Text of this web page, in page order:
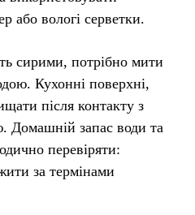
або вологі серветки.
сирими, потрібно мити
Кухонні поверхні,
після контакту з
Домашній запас води та
перевіряти:
за термінами